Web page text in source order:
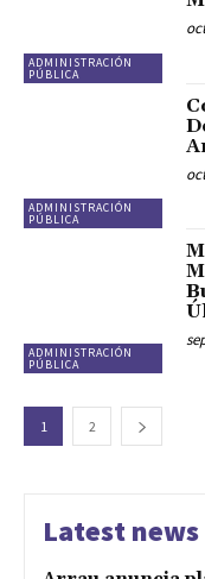
ADMINISTRACIÓN
PÚBLICA
ADMINISTRACIÓN
PÚBLICA
ADMINISTRACIÓN
PÚBLICA
1 2
Latest news